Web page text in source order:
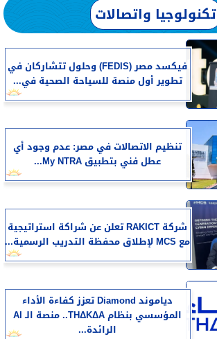
تكنولوجيا واتصالات
فيكسد مصر (FEDIS) وحلول تتشاركان في
تطوير أول منصة للسياحة الصحية في...
تنظيم الاتصالات في مصر: عدم وجود أي
عطل فني بتطبيق My NTRA...
شركة RAKICT تعلن عن شراكة استراتيجية
مع MCS لإطلاق محفظة التدريب الرسمية...
دياموند Diamond تعزز كفاءة الأداء
المؤسسي بنظام THΔKΔA.. منصة الـ AI
الرائدة...